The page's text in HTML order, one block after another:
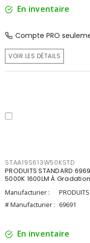
En inventaire
Compte PRO
VOIR LES DÉTAILS
STAA19S613W50KSTD
PRODUITS STANDARD
5000K 1600LM À Gradation
Manufacturier :
# Manufacturier : 69691
En inventaire